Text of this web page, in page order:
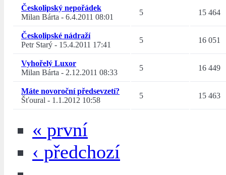
Českolipský nepořádek
Milan Bárta - 6.4.2011 08:01
5 15 464
Českolipské nádraží
Petr Starý - 15.4.2011 17:41
5 16 051
Vyhořelý Luxor
Milan Bárta - 2.12.2011 08:33
5 16 449
Máte novoroční předsevzetí?
Šťoural - 1.1.2012 10:58
5 15 463
« první
‹ předchozí